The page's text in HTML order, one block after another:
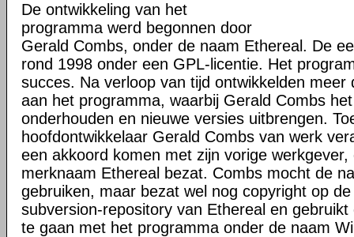
De ontwikkeling van het
programma werd begonnen door
Gerald Combs, onder de naam Ethereal. De
rond 1998 onder een GPL-licentie. Het
succes. Na verloop van tijd ontwikkelden meer
aan het programma, waarbij Gerald Combs
onderhouden en nieuwe versies uitbrengen.
hoofdontwikkelaar Gerald Combs van werk
een akkoord komen met zijn vorige
merknaam Ethereal bezat. Combs mocht de
gebruiken, maar bezat wel nog copyright op
subversion-repository van Ethereal en
te gaan met het programma onder de naam